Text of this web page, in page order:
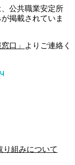
公共職業安定所
掲載されていま
口」
よりご連絡く
り組みについて